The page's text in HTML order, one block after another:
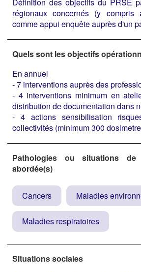
Définition des objectifs du PRSE
régionaux concernés (y compris
comme appui enquête auprès d'un
Quels sont les objectifs
En annuel
- 7 interventions auprès des
- 4 interventions minimum en
distribution de documentation dans
- 4 actions sensibilisation
collectivités (minimum 300
Pathologies ou situations
abordée(s)
Cancers Maladies
Maladies respiratoires
Situations sociales